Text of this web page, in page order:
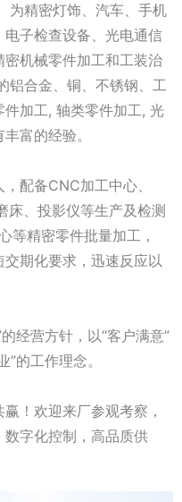
为精密灯饰、汽车、手机
子检查设备、光电通信
机械零件加工和工装治
铝合金、铜、不锈钢、工
加工, 轴类零件加工, 光
富的经验。
配备CNC加工中心、
床、投影仪等生产及检测
等精密零件批量加工，
期化要求，迅速反应以
经营方针，以“客户满意”
的工作理念。
！欢迎来厂参观考察，
字化控制，高品质供